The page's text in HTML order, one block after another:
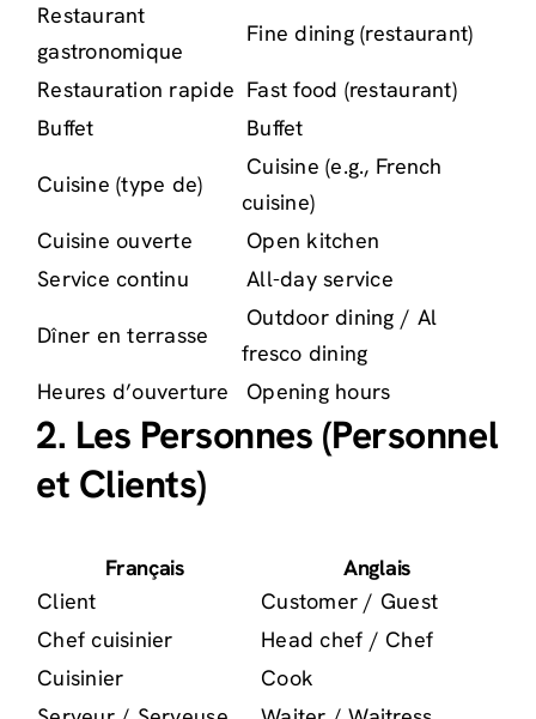
Restaurant
gastronomique
Fine dining (restaurant)
Restauration rapide Fast food (restaurant)
Buffet
Buffet
Cuisine (type de)
Cuisine (e.g., French
cuisine)
Cuisine ouverte
Open kitchen
Service continu
All-day service
Dîner en terrasse
Outdoor dining / Al
fresco dining
Heures d’ouverture
Opening hours
2. Les Personnes (Personnel
et Clients)
Français
Anglais
Client
Customer / Guest
Chef cuisinier
Head chef / Chef
Cuisinier
Cook